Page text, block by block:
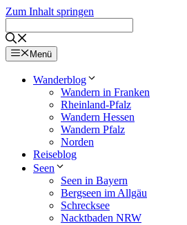
Zum Inhalt springen
Menü
Wanderblog
Wandern in Franken
Rheinland-Pfalz
Wandern Hessen
Wandern Pfalz
Norden
Reiseblog
Seen
Seen in Bayern
Bergseen im Allgäu
Schrecksee
Nacktbaden NRW